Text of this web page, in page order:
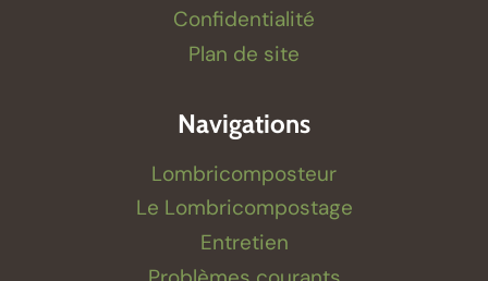
Confidentialité
Plan de site
Navigations
Lombricomposteur
Le Lombricompostage
Entretien